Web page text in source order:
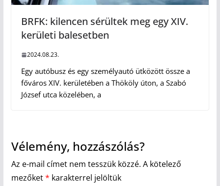
BRFK: kilencen sérültek meg egy XIV.
kerületi balesetben
2024.08.23.
Egy autóbusz és egy személyautó ütközött össze a
főváros XIV. kerületében a Thököly úton, a Szabó
József utca közelében, a
Vélemény, hozzászólás?
Az e-mail címet nem tesszük közzé. A kötelező
mezőket* karakterrel jelöltük